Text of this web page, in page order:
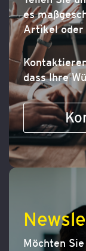
es
Artikel oder
dass Ihre
Möchten